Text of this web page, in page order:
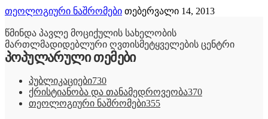
თეოლოგიური ნაშრომები თებერვალი 14, 2013
წმინდა პავლე მოციქულის სახელობის
მართლმადიდებლური ღვთისმეტყველების ცენტრი
პოპულარული თემები
პუბლიკაციები730
ქრისტიანობა და თანამედროვეობა370
თეოლოგიური ნაშრომები355